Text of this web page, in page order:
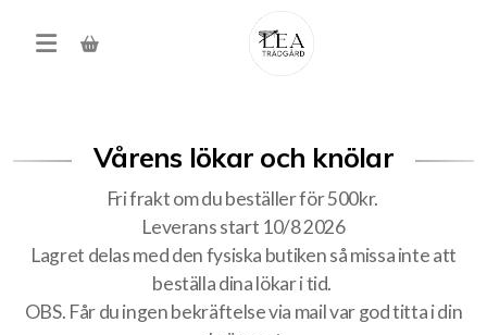
Vårens lökar och knölar
Fri frakt om du beställer för 500kr.
Leverans start 10/8 2026
Lagret delas med den fysiska butiken så missa inte att
beställa dina lökar i tid.
OBS. Får du ingen bekräftelse via mail var god titta i din
Produkter